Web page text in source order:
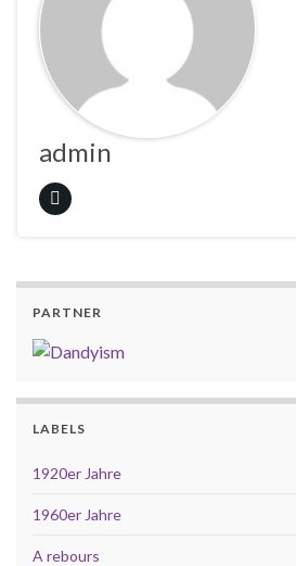
admin
PARTNER
LABELS
1920er Jahre
1960er Jahre
A rebours